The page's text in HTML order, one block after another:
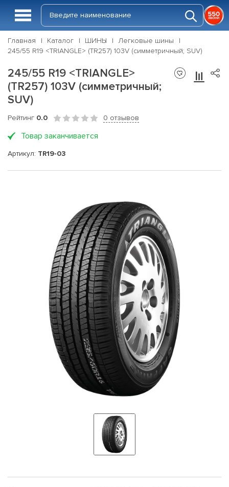
Главная Каталог ШИНЫ
Легковые шины
245/55 R19 <TRIANGLE> (TR257) 103V (симметричный; SUV)
245/55 R19 <TRIANGLE>
(TR257) 103V (симметричный;
SUV)
Рейтинг 0.0 0 отзывов
Товар заканчивается
Артикул: TR19-03